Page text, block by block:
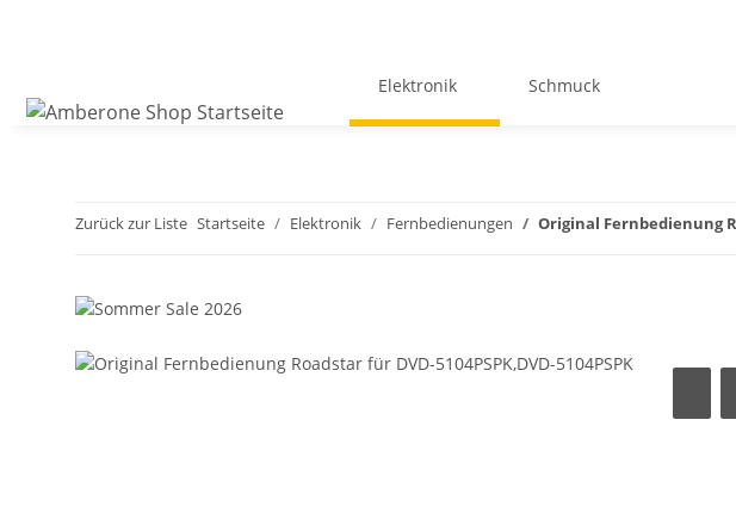
Elektronik Schmuck
Zurück zur Liste Startseite Elektronik Fernbedienungen Original Fernbedienung